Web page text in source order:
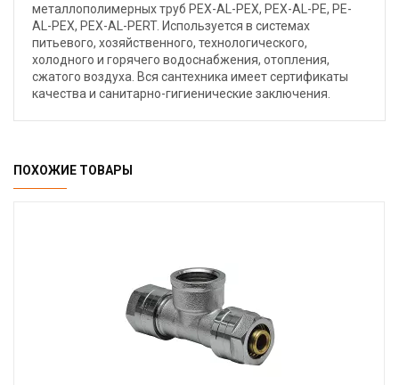
металлополимерных труб PEX-AL-PEX, PEX-AL-PE, PE-
AL-PEX, PEX-AL-PERT. Используется в системах
питьевого, хозяйственного, технологического,
холодного и горячего водоснабжения, отопления,
сжатого воздуха. Вся сантехника имеет сертификаты
качества и санитарно-гигиенические заключения.
ПОХОЖИЕ ТОВАРЫ